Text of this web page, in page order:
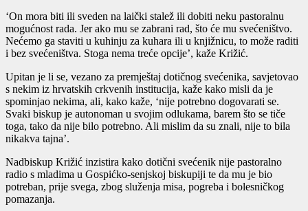
‘On mora biti ili sveden na laički stalež ili dobiti neku pastoralnu
mogućnost rada. Jer ako mu se zabrani rad, što će mu svećeništvo.
Nećemo ga staviti u kuhinju za kuhara ili u knjižnicu, to može raditi
i bez svećeništva. Stoga nema treće opcije’, kaže Križić.
Upitan je li se, vezano za premještaj dotičnog svećenika, savjetovao
s nekim iz hrvatskih crkvenih institucija, kaže kako misli da je
spominjao nekima, ali, kako kaže, ‘nije potrebno dogovarati se.
Svaki biskup je autonoman u svojim odlukama, barem što se tiče
toga, tako da nije bilo potrebno. Ali mislim da su znali, nije to bila
nikakva tajna’.
Nadbiskup Križić inzistira kako dotični svećenik nije pastoralno
radio s mladima u Gospićko-senjskoj biskupiji te da mu je bio
potreban, prije svega, zbog služenja misa, pogreba i bolesničkog
pomazanja.